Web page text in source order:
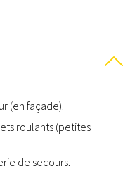
(en façade).
roulants (petites
de secours.